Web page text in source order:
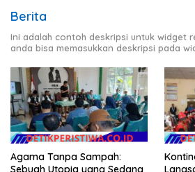
Berita
Ini adalah contoh deskripsi untuk widget
anda bisa memasukkan deskripsi pada
Agama Tanpa Sampah:
Sebuah Utopia yang Sedang